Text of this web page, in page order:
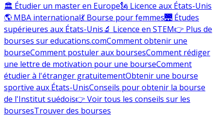
🏛 Étudier un master en Europe🗽 Licence aux États-Unis
🌎 MBA international💃 Bourse pour femmes🌉 Études
supérieures aux États-Unis🔬 Licence en STEM👉 Plus de
bourses sur educations.comComment obtenir une
bourseComment postuler aux boursesComment rédiger
une lettre de motivation pour une bourseComment
étudier à l'étranger gratuitementObtenir une bourse
sportive aux États-UnisConseils pour obtenir la bourse
de l'Institut suédois👉 Voir tous les conseils sur les
boursesTrouver des bourses